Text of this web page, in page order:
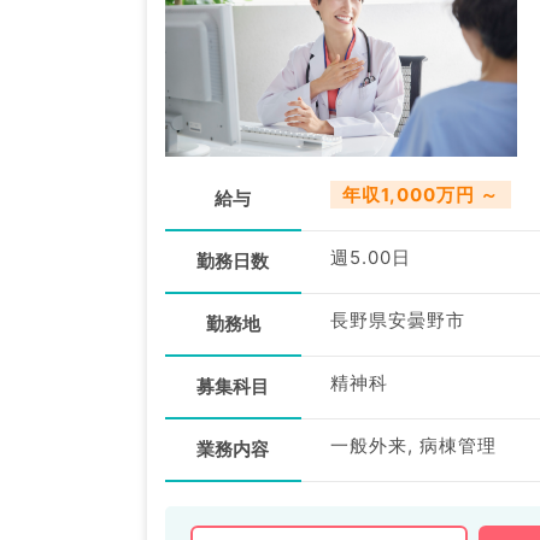
給与 年収1,000万円 ～
勤務日数 週5.00日
勤務地 長野県安曇野市
募集科目 精神科
業務内容 一般外来, 病棟管理